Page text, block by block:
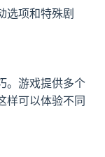
选项和特殊剧
。游戏提供多个
样可以体验不同